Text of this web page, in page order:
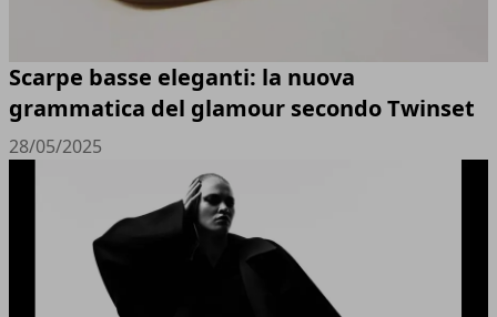
Scarpe basse eleganti: la nuova
grammatica del glamour secondo Twinset
28/05/2025